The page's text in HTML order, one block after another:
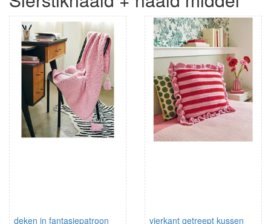
deken in fantasiepatroon
vierkant getreept kussen